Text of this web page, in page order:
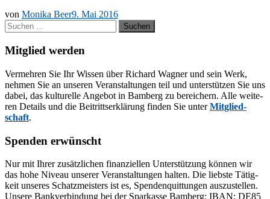
von Monika Beer9. Mai 2016
Suchen
nach:
Mitglied werden
Ver­meh­ren Sie Ihr Wis­sen über Ri­chard Wag­ner und sein Werk,
neh­men Sie an un­se­ren Ver­an­stal­tun­gen teil und un­ter­stüt­zen Sie uns
da­bei, das kul­tu­rel­le An­ge­bot in Bam­berg zu be­rei­chern. Alle wei­te­
ren De­tails und die Bei­tritts­er­klä­rung fin­den Sie un­terMit­glied­
schaft.
Spenden erwünscht
Nur mit Ih­rer zu­sätz­li­chen fi­nan­zi­el­len Un­ter­stüt­zung kön­nen wir
das hohe Ni­veau un­se­rer Ver­an­stal­tun­gen hal­ten. Die liebs­te Tä­tig­
keit un­se­res Schatz­meis­ters ist es, Spen­den­quit­tun­gen aus­zu­stel­len.
Un­se­re Bank­ver­bin­dung bei der Spar­kas­se Bam­berg: IBAN: DE85